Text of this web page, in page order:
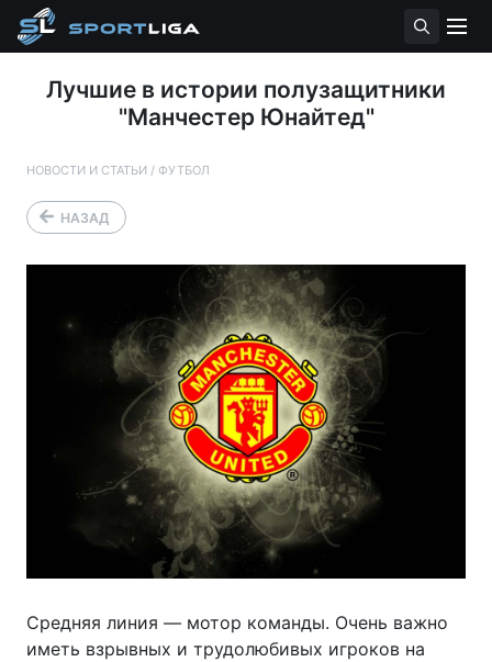
Лучшие в истории полузащитники
"Манчестер Юнайтед"
НОВОСТИ И СТАТЬИ / ФУТБОЛ
НАЗАД
Средняя линия — мотор команды. Очень важно
иметь взрывных и трудолюбивых игроков на